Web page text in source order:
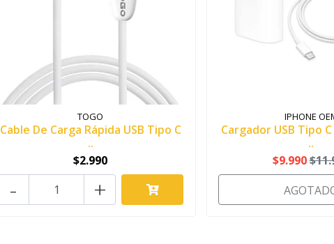
TOGO
Cable De Carga Rápida USB Tipo C
..
$2.990
+
-
IPHONE
Cargador USB Tipo
..
$9.990